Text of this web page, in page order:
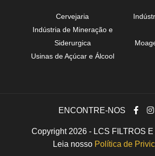
Cervejaria
Indústria de Mineração e
Siderurgica
Usinas de Açúcar e Álcool
ENCONTRE-NOS
Copyright 2026 - LCS FILTROS
Leia nosso Política de